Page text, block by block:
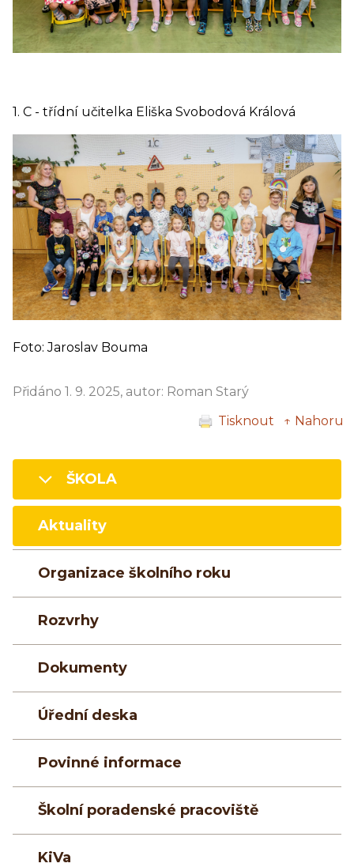
1. C - třídní učitelka Eliška Svobodová Králová
Foto: Jaroslav Bouma
Přidáno 1. 9. 2025, autor: Roman Starý
Tisknout
↑ Nahoru
ŠKOLA
Aktuality
Organizace školního roku
Rozvrhy
Dokumenty
Úřední deska
Povinné informace
Školní poradenské pracoviště
KiVa